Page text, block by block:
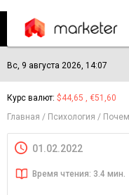
Вс, 9 августа 2026, 14:07
Курс валют: $44,65 , €51,60
Главная
Психология
01.02.2022
Время чтения: 3.4 мин.